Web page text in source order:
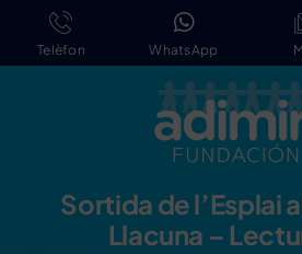
content
Telèfon WhatsApp
Sortida de l’Esplai
Llacuna –